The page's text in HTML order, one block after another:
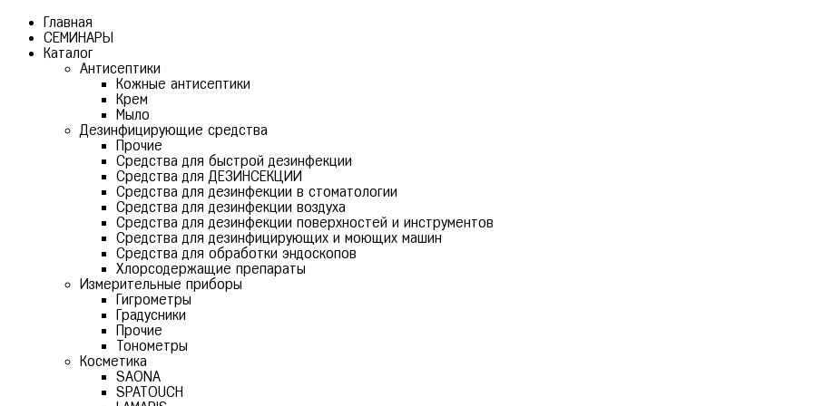
Главная
СЕМИНАРЫ
Каталог
Антисептики
Кожные антисептики
Крем
Мыло
Дезинфицирующие средства
Прочие
Средства для быстрой дезинфекции
Средства для ДЕЗИНСЕКЦИИ
Средства для дезинфекции в стоматологии
Средства для дезинфекции воздуха
Средства для дезинфекции поверхностей и инструментов
Средства для дезинфицирующих и моющих машин
Средства для обработки эндоскопов
Хлорсодержащие препараты
Измерительные приборы
Гигрометры
Градусники
Прочие
Тонометры
Косметика
SAONA
SPATOUCH